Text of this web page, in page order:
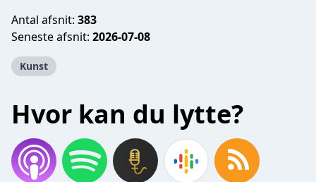
Antal afsnit: 383
Seneste afsnit: 2026-07-08
Kunst
Hvor kan du lytte?